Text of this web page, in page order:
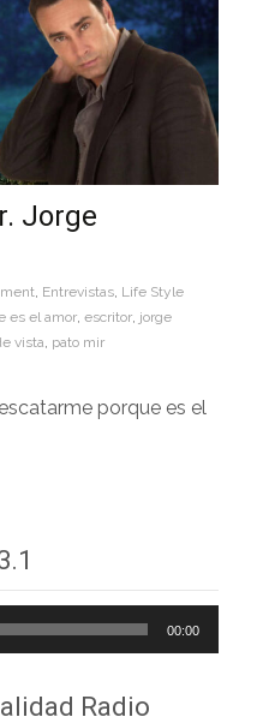
Jorge
Entrevistas Life Style
es el amor escritor jorge
vista pato mir
porque es el
00:00
Radio